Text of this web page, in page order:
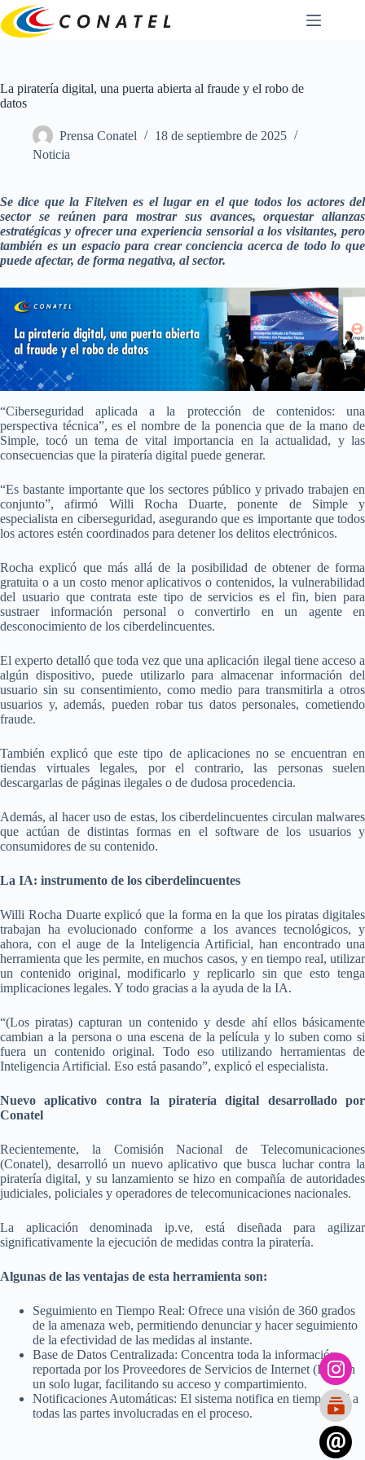
Saltar
al
contenido
La piratería digital, una puerta abierta al fraude y el robo de
datos
Prensa Conatel
18 de septiembre de 2025
Noticia
Se dice que la Fitelven es el lugar en el que todos los actores del
sector se reúnen para mostrar sus avances, orquestar alianzas
estratégicas y ofrecer una experiencia sensorial a los visitantes, pero
también es un espacio para crear conciencia acerca de todo lo que
puede afectar, de forma negativa, al sector.
“Ciberseguridad aplicada a la protección de contenidos: una
perspectiva técnica”, es el nombre de la ponencia que de la mano de
Simple, tocó un tema de vital importancia en la actualidad, y las
consecuencias que la piratería digital puede generar.
“Es bastante importante que los sectores público y privado trabajen en
conjunto”, afirmó Willi Rocha Duarte, ponente de Simple y
especialista en ciberseguridad, asegurando que es importante que todos
los actores estén coordinados para detener los delitos electrónicos.
Rocha explicó que más allá de la posibilidad de obtener de forma
gratuita o a un costo menor aplicativos o contenidos, la vulnerabilidad
del usuario que contrata este tipo de servicios es el fin, bien para
sustraer información personal o convertirlo en un agente en
desconocimiento de los ciberdelincuentes.
El experto detalló que toda vez que una aplicación ilegal tiene acceso a
algún dispositivo, puede utilizarlo para almacenar información del
usuario sin su consentimiento, como medio para transmitirla a otros
usuarios y, además, pueden robar tus datos personales, cometiendo
fraude.
También explicó que este tipo de aplicaciones no se encuentran en
tiendas virtuales legales, por el contrario, las personas suelen
descargarlas de páginas ilegales o de dudosa procedencia.
Además, al hacer uso de estas, los ciberdelincuentes circulan malwares
que actúan de distintas formas en el software de los usuarios y
consumidores de su contenido.
La IA: instrumento de los ciberdelincuentes
Willi Rocha Duarte explicó que la forma en la que los piratas digitales
trabajan ha evolucionado conforme a los avances tecnológicos, y
ahora, con el auge de la Inteligencia Artificial, han encontrado una
herramienta que les permite, en muchos casos, y en tiempo real, utilizar
un contenido original, modificarlo y replicarlo sin que esto tenga
implicaciones legales. Y todo gracias a la ayuda de la IA.
“(Los piratas) capturan un contenido y desde ahí ellos básicamente
cambian a la persona o una escena de la película y lo suben como si
fuera un contenido original. Todo eso utilizando herramientas de
Inteligencia Artificial. Eso está pasando”, explicó el especialista.
Nuevo aplicativo contra la piratería digital desarrollado por
Conatel
Recientemente, la Comisión Nacional de Telecomunicaciones
(Conatel), desarrolló un nuevo aplicativo que busca luchar contra la
piratería digital, y su lanzamiento se hizo en compañía de autoridades
judiciales, policiales y operadores de telecomunicaciones nacionales.
La aplicación denominada ip.ve, está diseñada para agilizar
significativamente la ejecución de medidas contra la piratería.
Algunas de las ventajas de esta herramienta son:
Seguimiento en Tiempo Real: Ofrece una visión de 360 grados
de la amenaza web, permitiendo denunciar y hacer seguimiento
de la efectividad de las medidas al instante.
Base de Datos Centralizada: Concentra toda la información
reportada por los Proveedores de Servicios de Internet (ISP) en
un solo lugar, facilitando su acceso y compartimiento.
Notificaciones Automáticas: El sistema notifica en tiempo real a
todas las partes involucradas en el proceso.